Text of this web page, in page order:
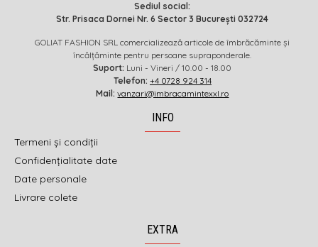
Sediul social:
Str. Prisaca Dornei Nr. 6 Sector 3 București 032724
GOLIAT FASHION SRL comercializează articole de îmbrăcăminte și
încălțăminte pentru persoane supraponderale.
Suport: Luni - Vineri / 10.00 - 18.00
Telefon: +4 0728 924 314
Mail: vanzari@imbracamintexxl.ro
INFO
Termeni și condiții
Confidențialitate date
Date personale
Livrare colete
EXTRA